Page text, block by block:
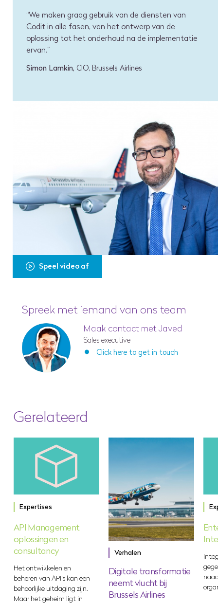
“We maken graag gebruik van de diensten van
Codit in alle fasen, van het ontwerp van de
oplossing tot het onderhoud na de implementatie
ervan.”
Simon Lamkin, CIO, Brussels Airlines
Speel video af
Spreek met iemand van ons team
Maak contact met Javed
Sales executive
Click here to get in touch
Gerelateerd
Expertises
API Management
oplossingen en
consultancy
Het ontwikkelen en
beheren van API’s kan een
behoorlijke uitdaging zijn.
Maar het geheim ligt in
Verhalen
Digitale transformatie
neemt vlucht bij
Brussels Airlines